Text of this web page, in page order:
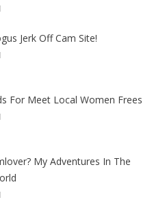
Jerk Off Cam Site!
For Meet Local Women Frees
My Adventures In The